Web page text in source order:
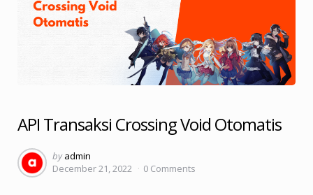
API Transaksi Crossing Void Otomatis
Posted
by
by admin
December 21, 2022
0 Comments